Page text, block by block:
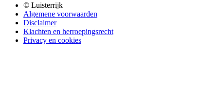
© Luisterrijk
Algemene voorwaarden
Disclaimer
Klachten en herroepingsrecht
Privacy en cookies